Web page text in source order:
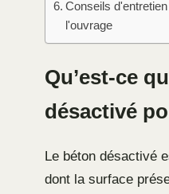
Conseils
l'ouvrage
Qu’est-ce
désactivé
Le béton désactivé
dont la surface